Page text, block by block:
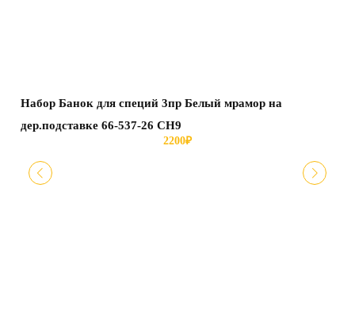
Набор Банок для специй 3пр Белый мрамор на
дер.подставке 66-537-26 СН9
2200₽